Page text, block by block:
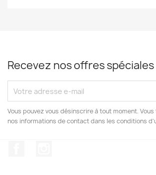
Recevez nos offres spéciales
Vous pouvez vous désinscrire à tout moment.
nos informations de contact dans les conditions